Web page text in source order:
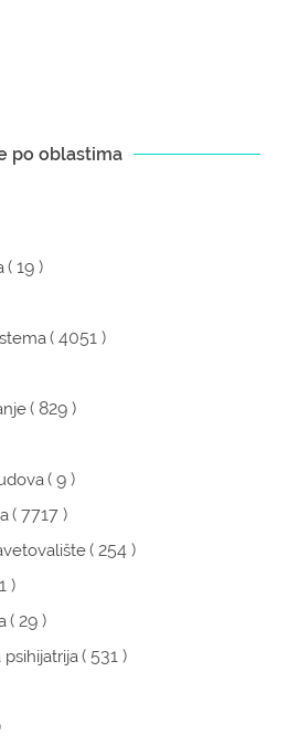
po oblastima
( 19 )
( 4051 )
( 829 )
( 9 )
( 7717 )
( 254 )
)
( 29 )
( 531 )